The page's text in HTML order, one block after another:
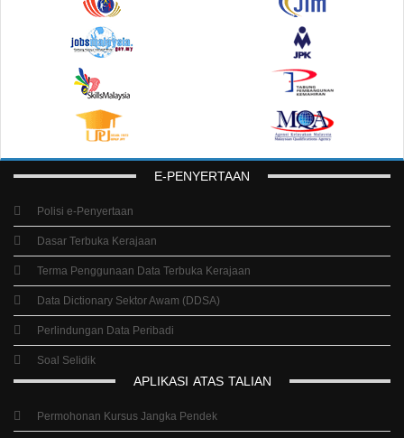
E-PENYERTAAN
Polisi e-Penyertaan
Dasar Terbuka Kerajaan
Terma Penggunaan Data Terbuka Kerajaan
Data Dictionary Sektor Awam (DDSA)
Perlindungan Data Peribadi
Soal Selidik
APLIKASI ATAS TALIAN
Permohonan Kursus Jangka Pendek